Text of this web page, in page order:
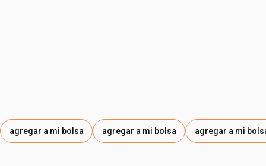
agregar a mi bolsa agregar a mi bolsa agregar a mi